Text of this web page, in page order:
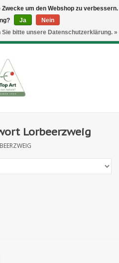
/BGN/DKK /ISK/NOK
0 Artikel - €--,--
Lorbeerzweig
um den Webshop zu verbessern.
Ja
Nein
bitte unsere Datenschutzerklärung. »